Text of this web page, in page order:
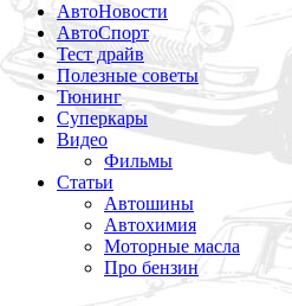
АвтоНовости
АвтоСпорт
Тест драйв
Полезные советы
Тюнинг
Суперкары
Видео
Фильмы
Статьи
Автошины
Автохимия
Моторные масла
Про бензин